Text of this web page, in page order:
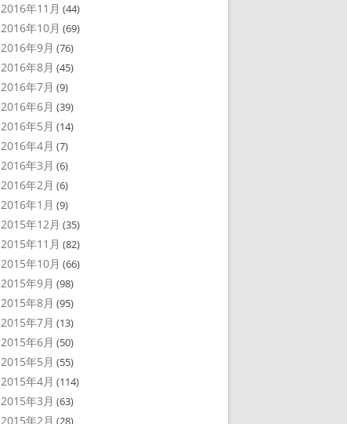
2016年11月 (44)
2016年10月 (69)
2016年9月 (76)
2016年8月 (45)
2016年7月 (9)
2016年6月 (39)
2016年5月 (14)
2016年4月 (7)
2016年3月 (6)
2016年2月 (6)
2016年1月 (9)
2015年12月 (35)
2015年11月 (82)
2015年10月 (66)
2015年9月 (98)
2015年8月 (95)
2015年7月 (13)
2015年6月 (50)
2015年5月 (55)
2015年4月 (114)
2015年3月 (63)
2015年2月 (28)